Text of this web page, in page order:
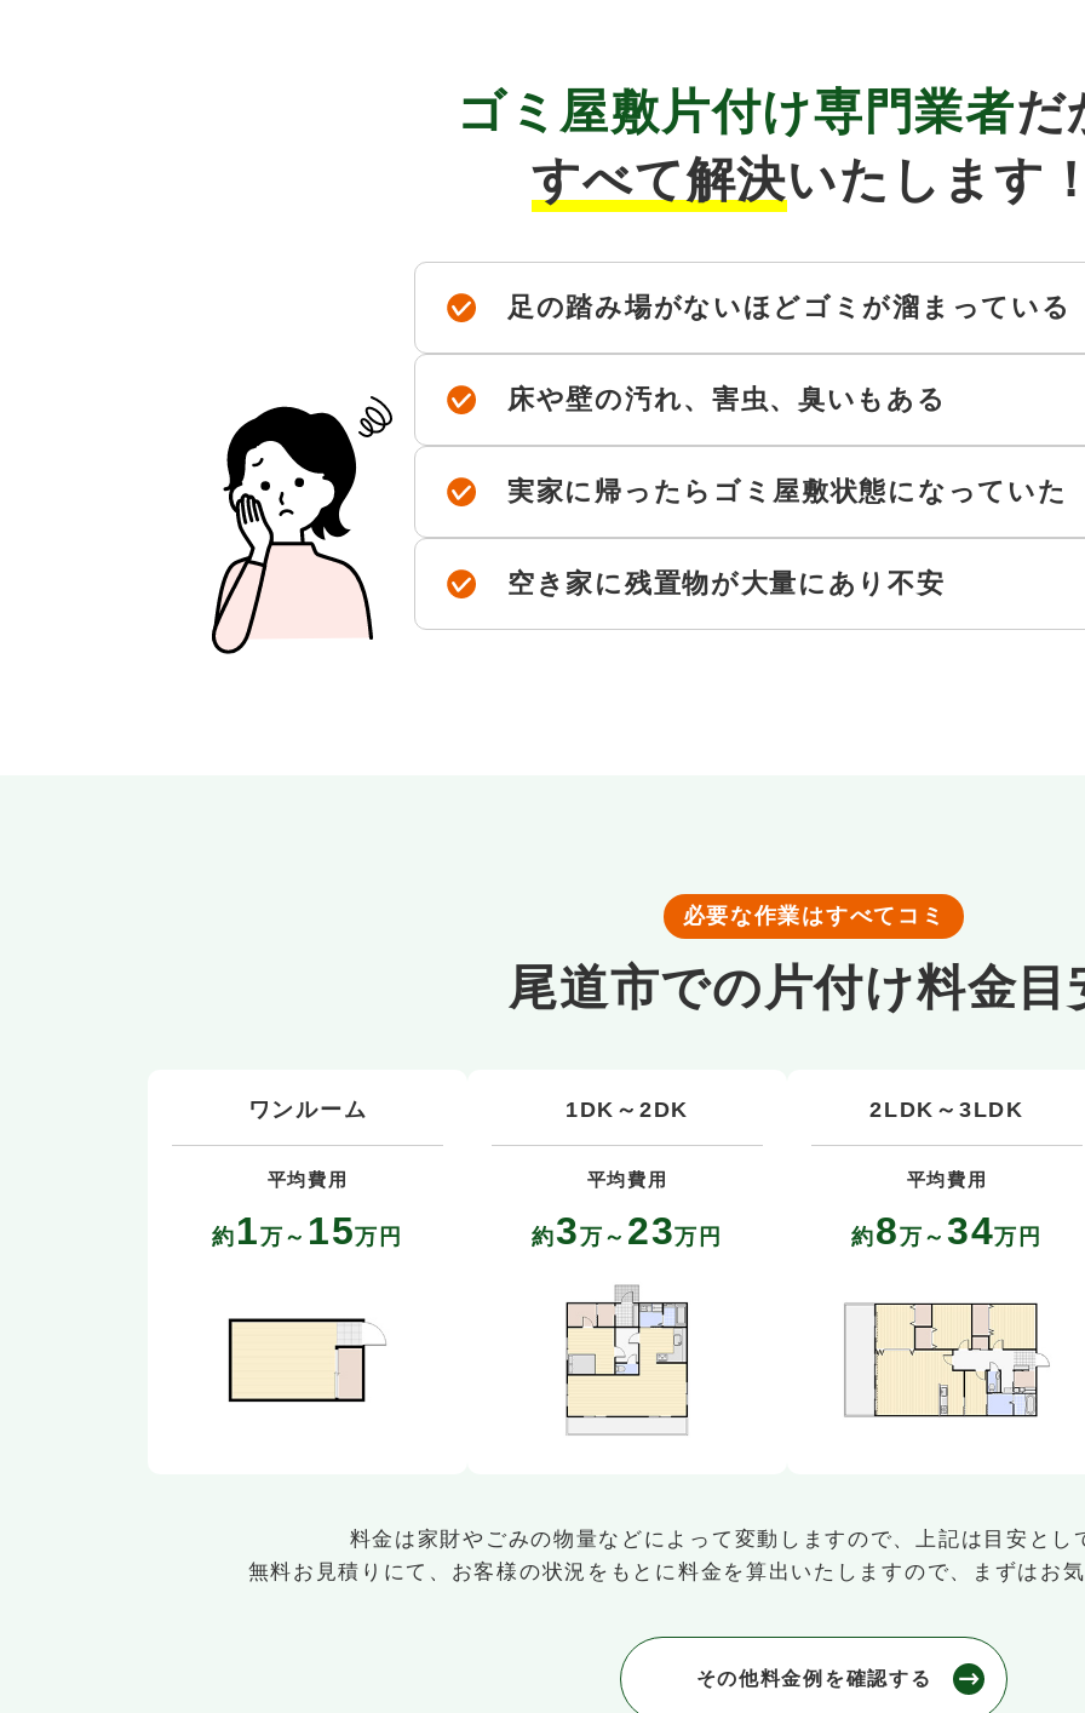
ゴミ屋敷片付け専門業者だ
すべて解決いたします
足の踏み場がないほどゴミが溜まっている
床や壁の汚れ、害虫、臭いもある
実家に帰ったらゴミ屋敷状態になっていた
空き家に残置物が大量にあり不安
必要な作業はすべてコミ
尾道市での片付け料金目
ワンルーム
平均費用
約 1万～ 15万円
1DK～2DK
平均費用
約3万～ 23万円
2LDK～3LDK
平均費用
約8万～ 34万円
料金は家財やごみの物量などによって変動しますので、上記は目安とし
無料お見積りにて、お客様の状況をもとに料金を算出いたしますので、まずはお
その他料金例を確認する